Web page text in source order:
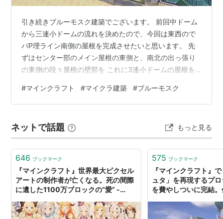
引き続きブルーモスク建築でございます。 前回中ドーム
から三連小ドームの流れを決めたので、今回は東西ので
パP理ライン南側の屋根を完成させたいと思います。 先
ずはセンター部のメイン屋根の東側と、南北の出っ張り
の東側の段々屋根の壁部を これに3連小ドームの屋根を
ブロックの並びをスクショで確認しながら、左側からの
コピーを。 少しアップにすると これに右の段々屋根もつ
ンター部の屋根は完成でしょうか。 内部から見ると 中ド
ームの窓を開けてないので少し暗いですが。 一度地図更
新 これが四方向に付けばい一気…
#マインクラフト #マイクラ建築 #ブルーモスク
ネットで話題 もっと見る
646 ブックマーク
『マインクラフト』世界最大ピクセル
アートの制作者が亡くなる。死の間際
に遺した1100万ブロックの“愛” -
575 ブックマーク
『マインクラフト』
ュタ」を再現するプ
を費やしついに完結